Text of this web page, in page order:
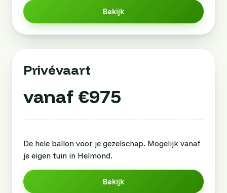
Bekijk
Privévaart
vanaf €975
De hele ballon voor je gezelschap. Mogelijk vanaf
je eigen tuin in Helmond.
Bekijk